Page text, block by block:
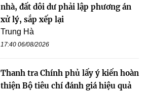
nhà, đất dôi dư phải lập phương án
xử lý, sắp xếp lại
Trung Hà
17:40 06/08/2026
Thanh tra Chính phủ lấy ý kiến hoàn
thiện Bộ tiêu chí đánh giá hiệu quả